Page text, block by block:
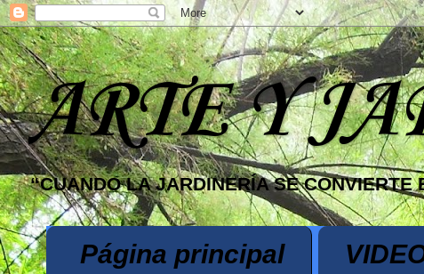
ARTE Y
“CUANDO LA JARDINERÍA SE CONVIERTE
Página principal